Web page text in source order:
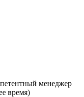
менеджер
время)